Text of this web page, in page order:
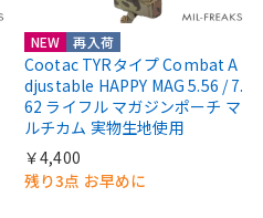
NEW 再入荷
Cootac TYRタイプ Combat A
djustable HAPPY MAG 5.56 / 7.
62 ライフル マガジンポーチ マ
ルチカム 実物生地使用
￥4,400
残り3点 お早めに